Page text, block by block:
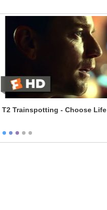
T2 Trainspotting - Choose Life